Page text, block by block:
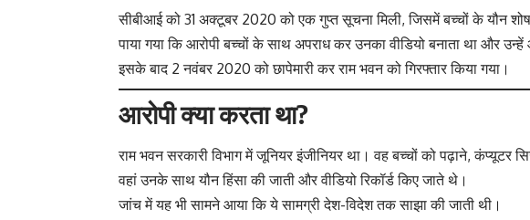
सीबीआई को 31 अक्टूबर 2020 को एक गुप्त सूचना मिली, जिसमें बच्चों के यौन
पाया गया कि आरोपी बच्चों के साथ अपराध कर उनका वीडियो बनाता था और
इसके बाद 2 नवंबर 2020 को छापेमारी कर राम भवन को गिरफ्तार किया गया।
आरोपी क्या करता था?
राम भवन सरकारी विभाग में जूनियर इंजीनियर था। वह बच्चों को पढ़ाने, कंप्यूटर
वहां उनके साथ यौन हिंसा की जाती और वीडियो रिकॉर्ड किए जाते थे।
जांच में यह भी सामने आया कि ये सामग्री देश-विदेश तक साझा की जाती थी।